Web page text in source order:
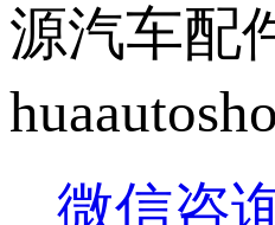
源汽车配
微信咨